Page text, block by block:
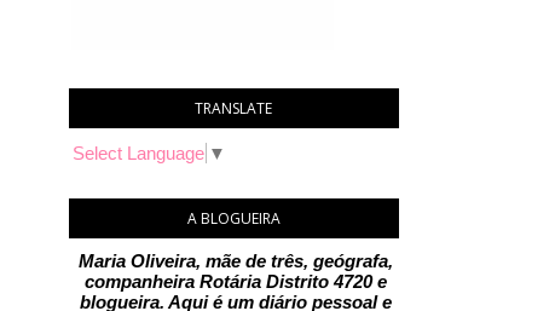
TRANSLATE
Select Language ▼
A BLOGUEIRA
Maria Oliveira, mãe de três, geógrafa,
companheira Rotária Distrito 4720 e
blogueira. Aqui é um diário pessoal e